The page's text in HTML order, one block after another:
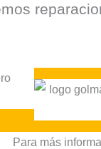
Para más